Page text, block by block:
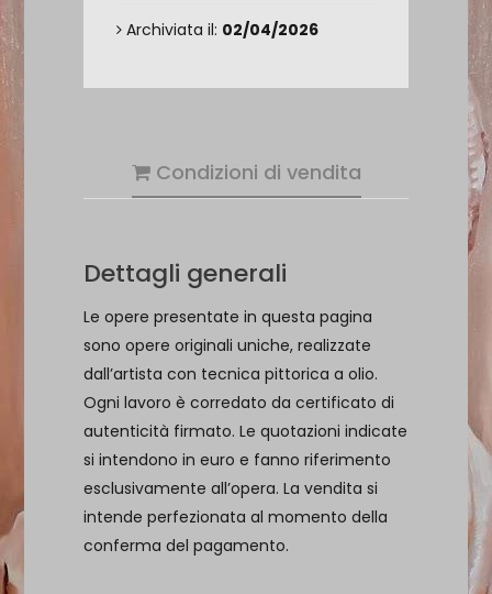
Archiviata il: 02/04/2026
Condizioni di vendita
Dettagli generali
Le opere presentate in questa pagina
sono opere originali uniche, realizzate
dall’artista con tecnica pittorica a olio.
Ogni lavoro è corredato da certificato di
autenticità firmato. Le quotazioni indicate
si intendono in euro e fanno riferimento
esclusivamente all’opera. La vendita si
intende perfezionata al momento della
conferma del pagamento.